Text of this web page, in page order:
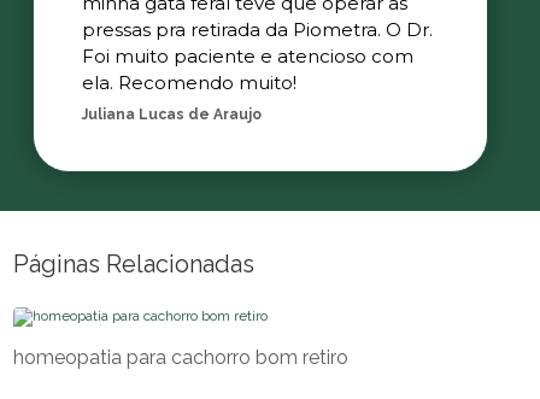
pressas pra retirada da Piometra. O Dr.
Foi muito paciente e atencioso com
ela. Recomendo muito!
Juliana Lucas de Araujo
Páginas Relacionadas
homeopatia para cachorro bom retiro